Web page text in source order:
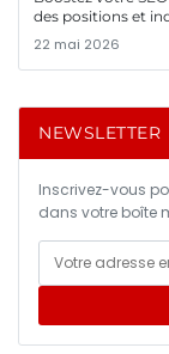
des positions et
22 mai 2026
NEWSLETTER
Inscrivez-vous
dans votre boîte